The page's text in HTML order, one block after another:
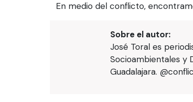
En medio del conflicto,
Sobre el autor:
José Toral es
Socioambientales y
Guadalajara.